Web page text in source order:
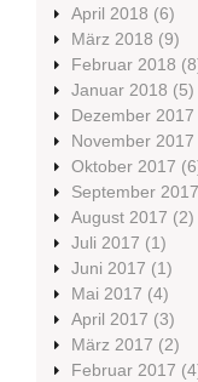
April 2018 (6)
März 2018 (9)
Februar 2018
Januar 2018 (5)
Dezember 2017
November 2017
Oktober 2017
September 2017
August 2017 (2)
Juli 2017 (1)
Juni 2017 (1)
Mai 2017 (4)
April 2017 (3)
März 2017 (2)
Februar 2017